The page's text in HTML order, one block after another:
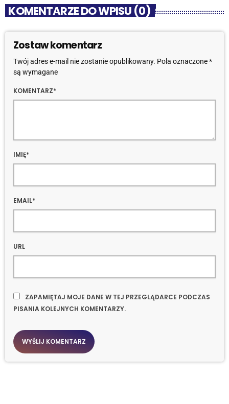
KOMENTARZE DO WPISU (0)
Zostaw komentarz
Twój adres e-mail nie zostanie opublikowany. Pola oznaczone *
są wymagane
KOMENTARZ*
IMIĘ*
EMAIL*
URL
ZAPAMIĘTAJ MOJE DANE W TEJ PRZEGLĄDARCE PODCZAS
PISANIA KOLEJNYCH KOMENTARZY.